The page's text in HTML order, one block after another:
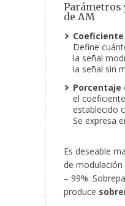
Parámetros
de AM
Define
la señal
la señal sin
Porcentaje
el
establecido
Se expresa
Es deseable
de
– 99%.
produce